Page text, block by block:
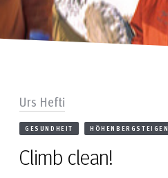
Climb clean!
GESUNDHEIT HÖHENBERGSTEIGEN
Urs Hefti